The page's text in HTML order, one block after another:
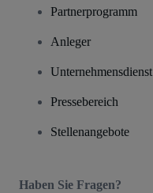
Partnerprogramm
Anleger
Unternehmensdienst
Pressebereich
Stellenangebote
Haben Sie Fragen?